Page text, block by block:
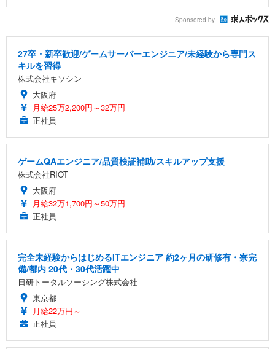
Sponsored by
27卒・新卒歓迎/ゲームサーバーエンジニア/未経験から専門ス
キルを習得
株式会社キソシン
大阪府
月給25万2,200円～32万円
正社員
ゲームQAエンジニア/品質検証補助/スキルアップ支援
株式会社RIOT
大阪府
月給32万1,700円～50万円
正社員
完全未経験からはじめるITエンジニア 約2ヶ月の研修有・寮完
備/都内 20代・30代活躍中
日研トータルソーシング株式会社
東京都
月給22万円～
正社員